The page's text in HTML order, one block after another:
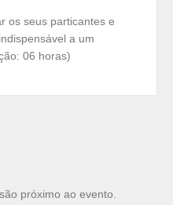
os seus particantes e
a um
06 horas)
próximo ao evento.